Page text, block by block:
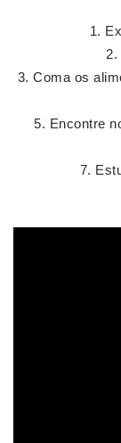
Coma os
Encontre